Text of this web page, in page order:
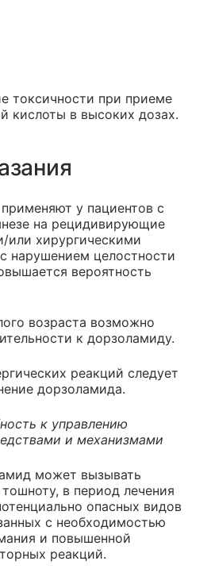
токсичности при приеме
кислоты в высоких дозах.
у пациентов с
на рецидивирующие
или хирургическими
нарушением целостности
вероятность
возраста возможно
к дорзоламиду.
реакций следует
дорзоламида.
к управлению
и механизмами
может вызывать
в период лечения
опасных видов
с необходимостью
и повышенной
реакций.